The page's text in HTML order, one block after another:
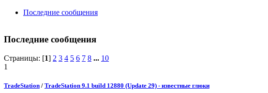
Последние сообщения
Последние сообщения
Страницы: [1] 2 3 4 5 6 7 8 ... 10
1
TradeStation / TradeStation 9.1 build 12880 (Update 29) - известные глюки